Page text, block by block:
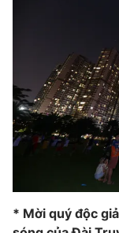
* Mời quý độc